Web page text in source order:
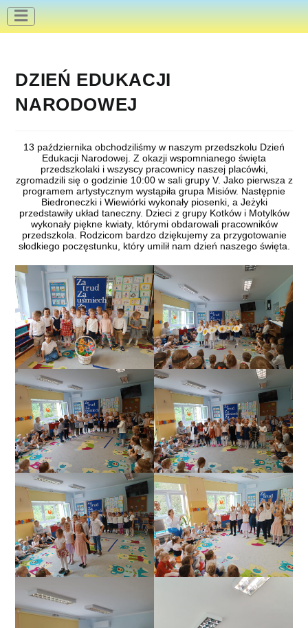
treści
DZIEŃ EDUKACJI
NARODOWEJ
13 października obchodziliśmy w naszym przedszkolu Dzień
Edukacji Narodowej. Z okazji wspomnianego święta
przedszkolaki i wszyscy pracownicy naszej placówki,
zgromadzili się o godzinie 10:00 w sali grupy V. Jako pierwsza z
programem artystycznym wystąpiła grupa Misiów. Następnie
Biedroneczki i Wiewiórki wykonały piosenki, a Jeżyki
przedstawiły układ taneczny. Dzieci z grupy Kotków i Motylków
wykonały piękne kwiaty, którymi obdarowali pracowników
przedszkola. Rodzicom bardzo dziękujemy za przygotowanie
słodkiego poczęstunku, który umilił nam dzień naszego święta.